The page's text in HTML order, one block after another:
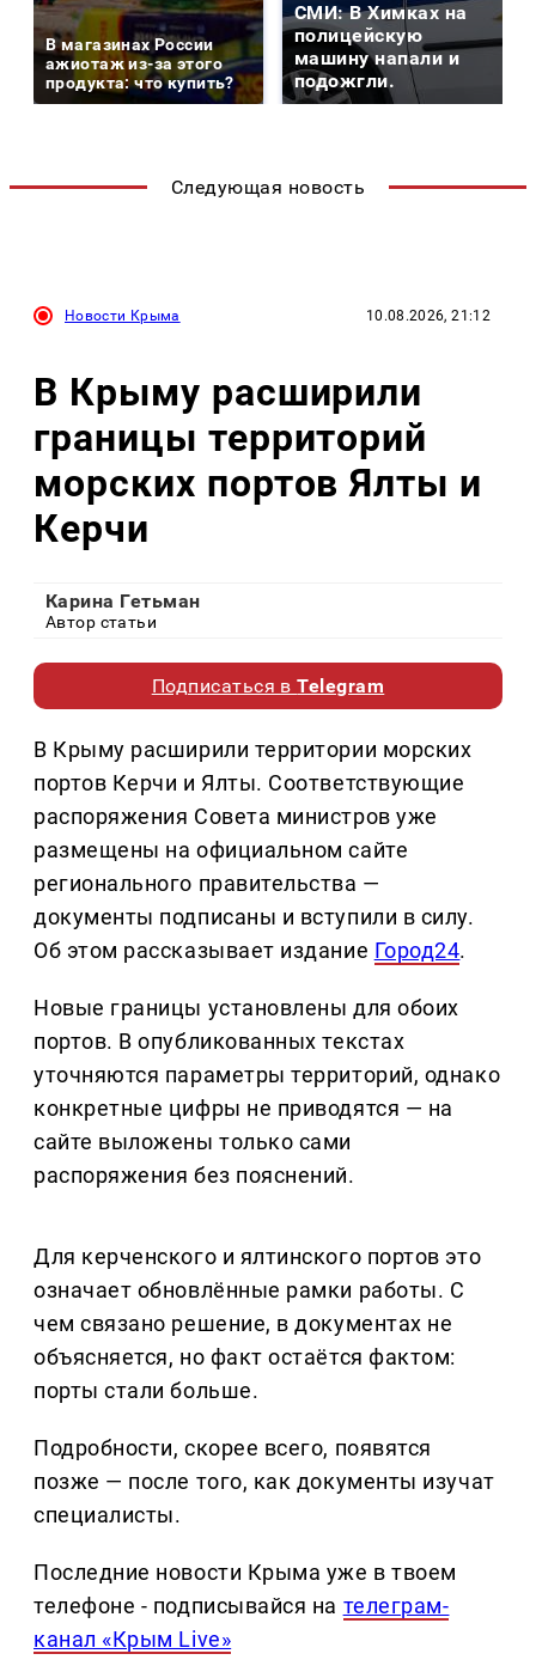
В магазинах России
ажиотаж из-за этого
продукта: что купить?
СМИ: В Химках на
полицейскую
машину напали и
подожгли.
Следующая новость
Новости Крыма 10.08.2026, 21:12
В Крыму расширили
границы территорий
морских портов Ялты и
Керчи
Карина Гетьман
Автор статьи
Подписаться вTelegram
В Крыму расширили территории морских
портов Керчи и Ялты. Соответствующие
распоряжения Совета министров уже
размещены на официальном сайте
регионального правительства —
документы подписаны и вступили в силу.
Об этом рассказывает издание Город24.
Новые границы установлены для обоих
портов. В опубликованных текстах
уточняются параметры территорий, однако
конкретные цифры не приводятся — на
сайте выложены только сами
распоряжения без пояснений.
Для керченского и ялтинского портов это
означает обновлённые рамки работы. С
чем связано решение, в документах не
объясняется, но факт остаётся фактом:
порты стали больше.
Подробности, скорее всего, появятся
позже — после того, как документы изучат
специалисты.
Последние новости Крыма уже в твоем
телефоне - подписывайся на телеграм-
канал «Крым Live»